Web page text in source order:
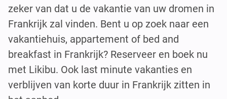
zeker van dat u de vakantie van uw dromen in
Frankrijk zal vinden. Bent u op zoek naar een
vakantiehuis, appartement of bed and
breakfast in Frankrijk? Reserveer en boek nu
met Likibu. Ook last minute vakanties en
verblijven van korte duur in Frankrijk zitten in